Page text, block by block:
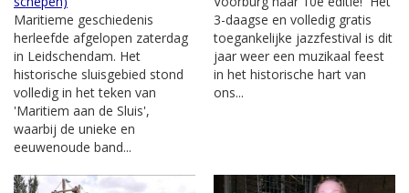
Maritieme geschiedenis
herleefde afgelopen zaterdag
in Leidschendam. Het
historische sluisgebied stond
volledig in het teken van
'Maritiem aan de Sluis',
waarbij de unieke en
eeuwenoude band...
3-daagse en volledig gratis
toegankelijke jazzfestival is dit
jaar weer een muzikaal feest
in het historische hart van
ons...